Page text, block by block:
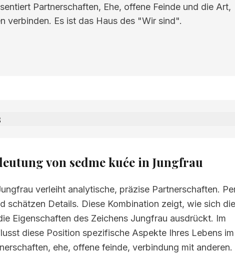
Partnerschaften, Ehe, offene Feinde und die Art,
verbinden. Es ist das Haus des "Wir sind".
von sedme kuće in Jungfrau
verleiht analytische, präzise Partnerschaften.
schätzen Details. Diese Kombination zeigt, wie sich
Eigenschaften des Zeichens Jungfrau ausdrückt. Im
diese Position spezifische Aspekte Ihres Lebens im
ehe, offene feinde, verbindung mit anderen.